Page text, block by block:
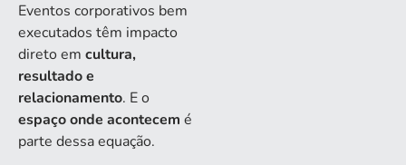
Eventos corporativos bem
executados têm impacto
direto em cultura,
resultado e
relacionamento. E o
espaço onde acontecem é
parte dessa equação.